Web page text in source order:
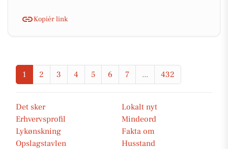
Kopiér link
1 2 3 4 5 6 7 ... 432
Det sker
Lokalt nyt
Erhvervsprofil
Mindeord
Lykønskning
Fakta om
Opslagstavlen
Husstand